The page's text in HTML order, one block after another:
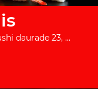
daurade 23, ...